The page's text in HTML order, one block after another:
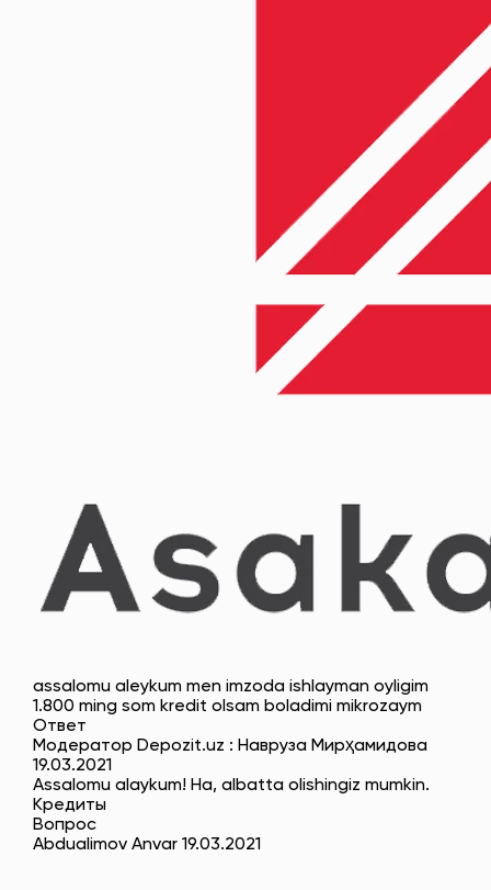
assalomu aleykum men imzoda ishlayman oyligim
1.800 ming som kredit olsam boladimi mikrozaym
Ответ
Модератор Depozit.uz : Навруза Мирҳамидова
19.03.2021
Assalomu alaykum! Ha, albatta olishingiz mumkin.
Кредиты
Вопрос
Abdualimov Anvar 19.03.2021